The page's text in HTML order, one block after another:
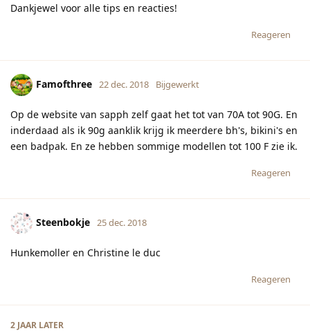
Dankjewel voor alle tips en reacties!
Reageren
Famofthree 22 dec. 2018 Bijgewerkt
Op de website van sapph zelf gaat het tot van 70A tot 90G. En
inderdaad als ik 90g aanklik krijg ik meerdere bh's, bikini's en
een badpak. En ze hebben sommige modellen tot 100 F zie ik.
Reageren
Steenbokje 25 dec. 2018
Hunkemoller en Christine le duc
Reageren
2 JAAR LATER